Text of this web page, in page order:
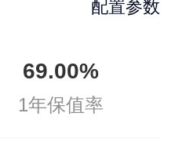
配置参数
69.00%
1年保值率